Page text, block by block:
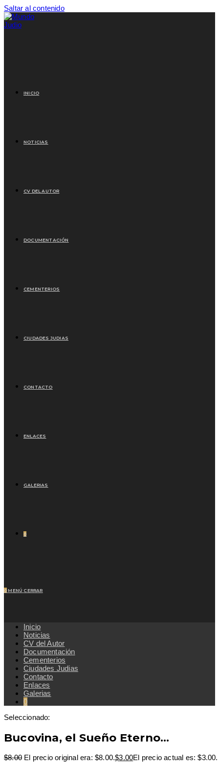
Saltar al contenido
INICIO
NOTICIAS
CV DEL AUTOR
DOCUMENTACIÓN
CEMENTERIOS
CIUDADES JUDIAS
CONTACTO
ENLACES
GALERIAS
0
0 MENÚ CERRAR
Inicio
Noticias
CV del Autor
Documentación
Cementerios
Ciudades Judias
Contacto
Enlaces
Galerias
0
Seleccionado:
Bucovina, el Sueño Eterno…
$8.00 El precio original era: $8.00.$3.00El precio actual es: $3.00.